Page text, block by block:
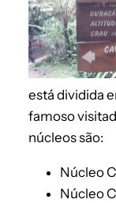
está dividida
famoso
núcleos são:
Núcleo
Núcleo